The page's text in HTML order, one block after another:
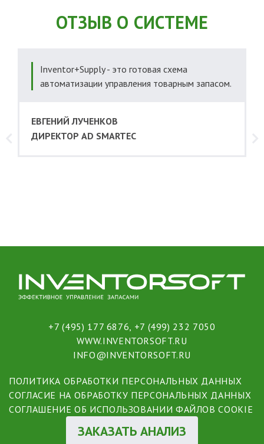
ОТЗЫВ О СИСТЕМЕ
Inventor+Supply - это готовая схема
автоматизации управления товарным запасом.
ЕВГЕНИЙ ЛУЧЕНКОВ
ДИРЕКТОР AD SMARTEC
+7 (495) 177 6876 +7 (499) 232 7050
WWW.INVENTORSOFT.RU
INFO@INVENTORSOFT.RU
ПОЛИТИКА ОБРАБОТКИ ПЕРСОНАЛЬНЫХ ДАННЫХ
СОГЛАСИЕ НА ОБРАБОТКУ ПЕРСОНАЛЬНЫХ ДАННЫХ
СОГЛАШЕНИЕ ОБ ИСПОЛЬЗОВАНИИ ФАЙЛОВ COOKIE
ЗАКАЗАТЬ АНАЛИЗ